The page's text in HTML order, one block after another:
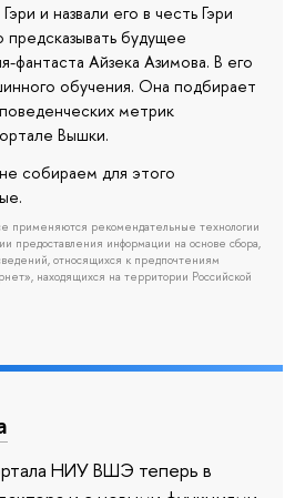
и назвали его в честь Гэри
будущее
фантаста Айзека Азимова. В его
обучения. Она подбирает
метрик
Вышки.
собираем для этого
применяются рекомендательные технологии
предоставления информации на основе сбора,
относящихся к предпочтениям
находящихся на территории Российской
НИУ ВШЭ теперь в